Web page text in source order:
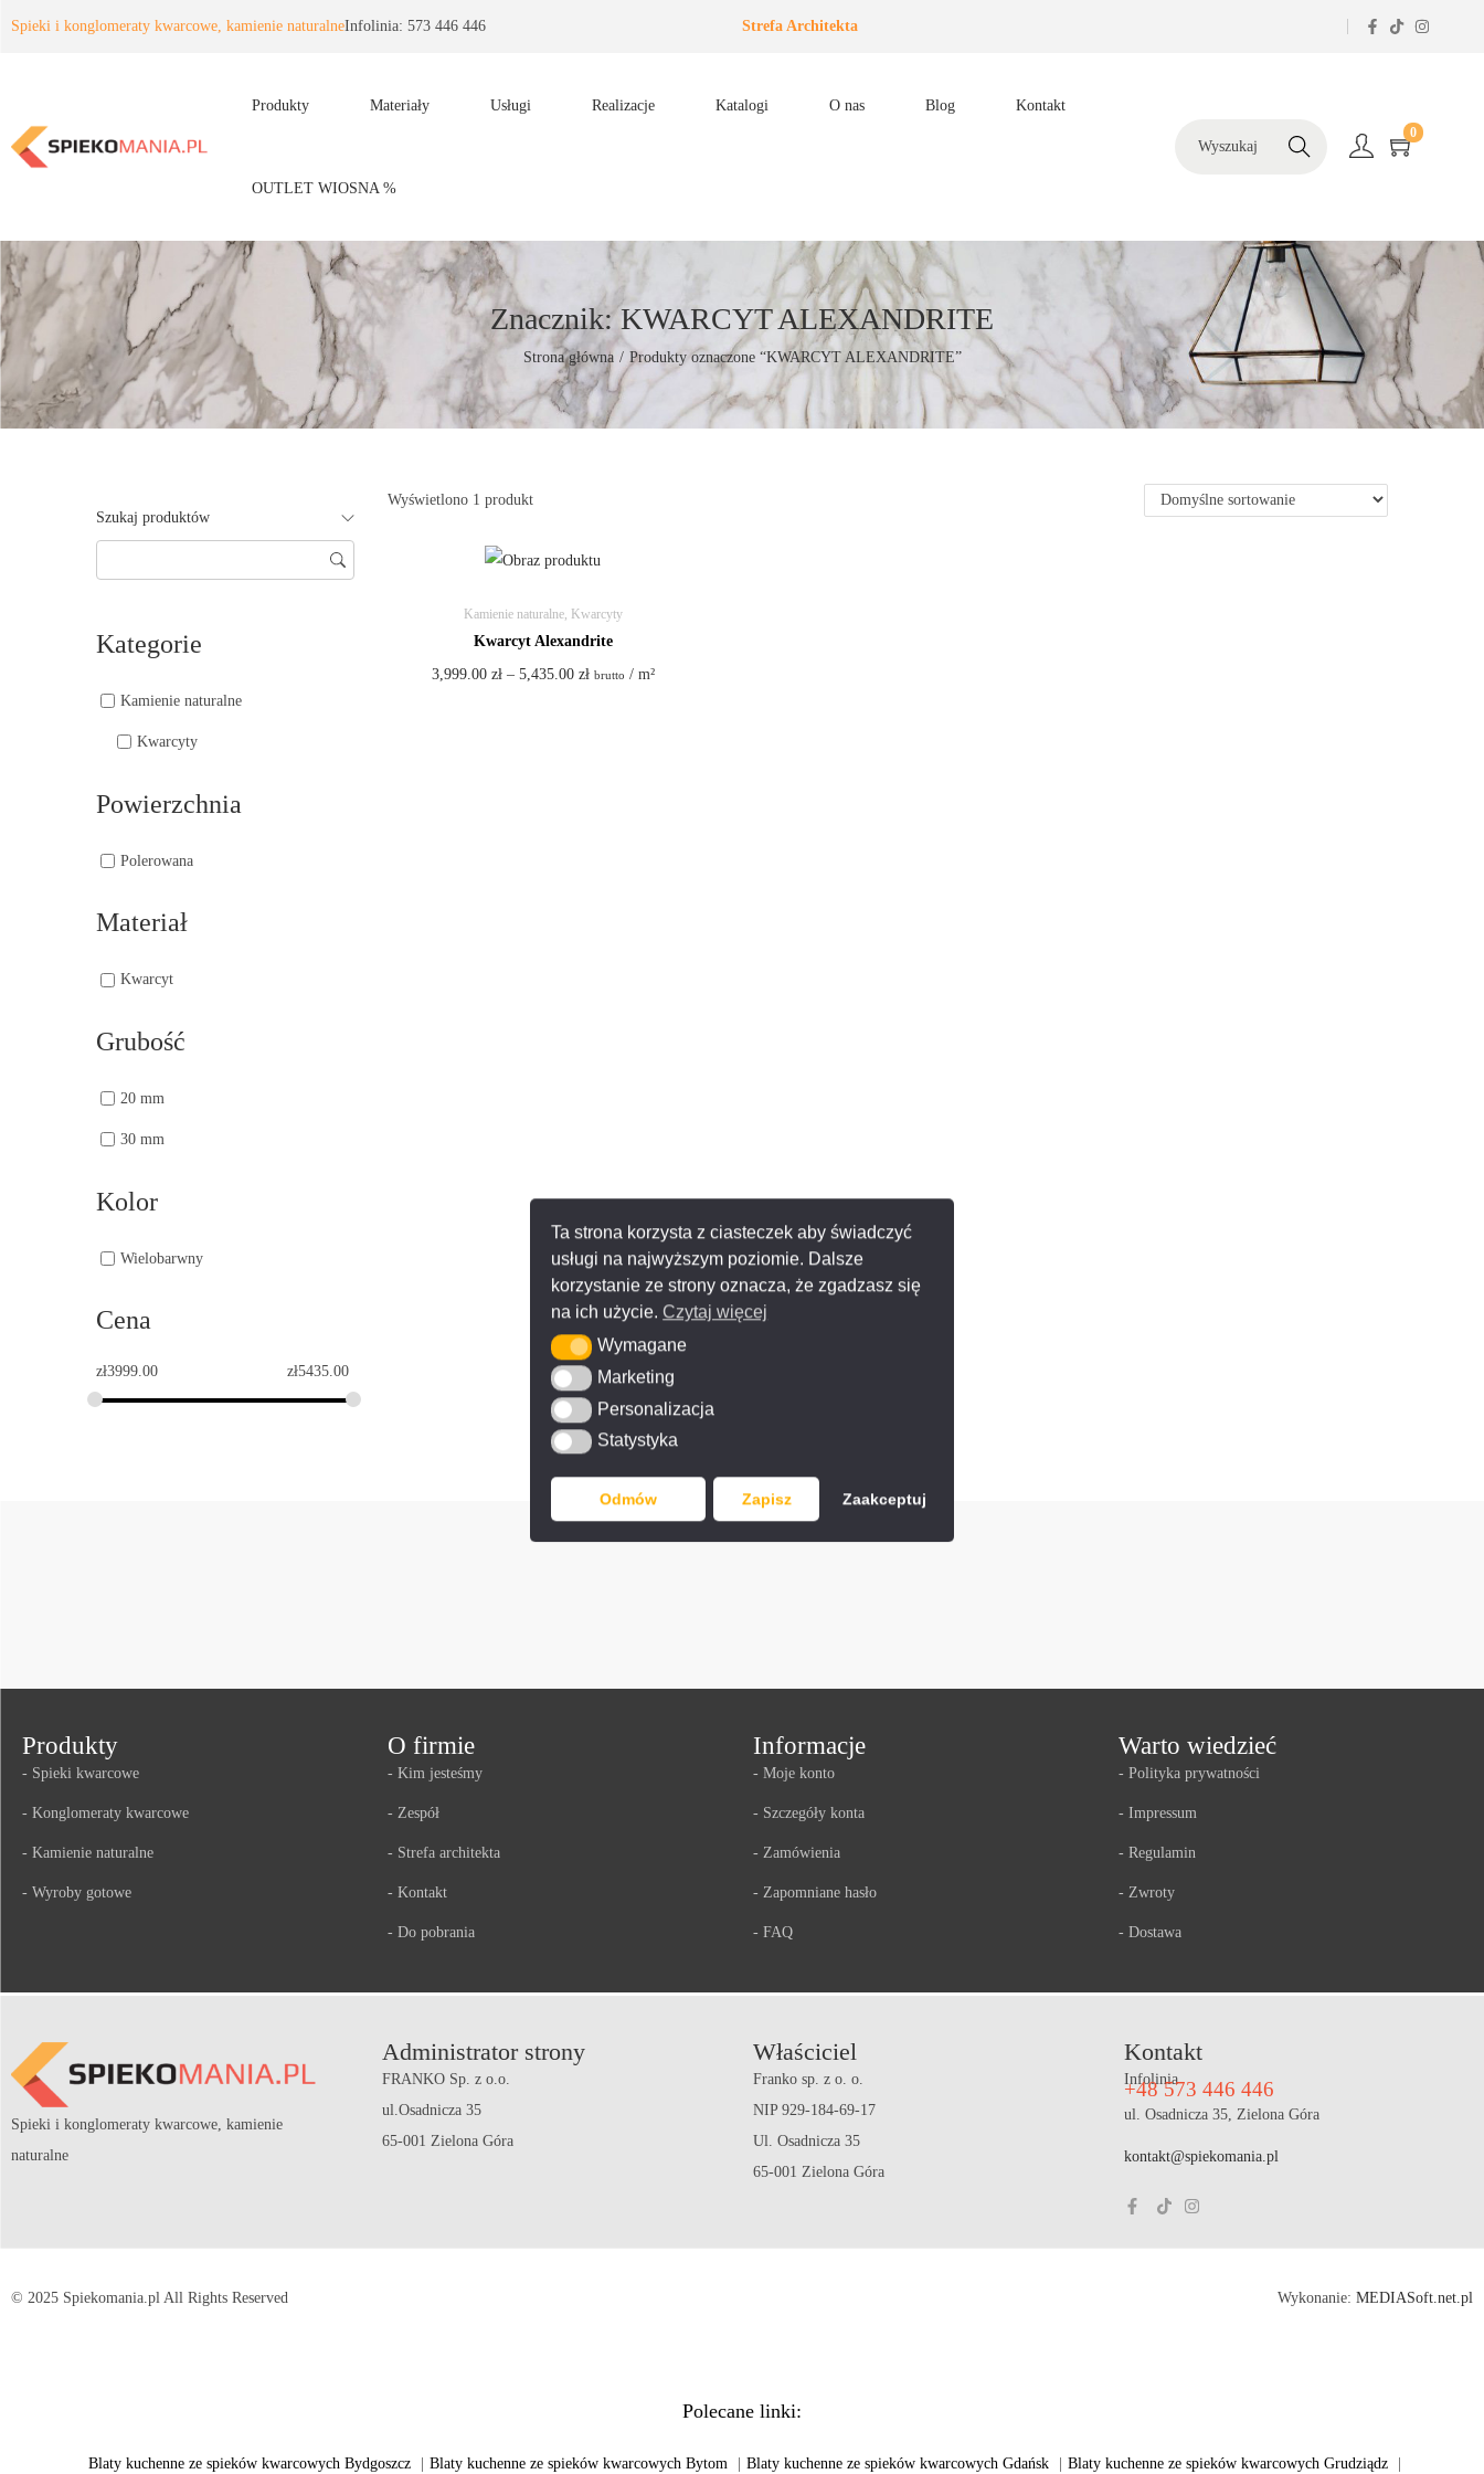
Ta strona korzysta z ciasteczek aby świadczyć
usługi na najwyższym poziomie. Dalsze
korzystanie ze strony oznacza, że zgadzasz się
na ich użycie. Czytaj więcej
WymaganeWymagane
MarketingMarketing
Personalizacja
Personalizacja
StatystykaStatystyka
Odmów Zapisz Zaakceptuj
Spieki i konglomeraty kwarcowe, kamienie naturalneInfolinia: 573 446 446 Strefa Architekta
Produkty Materiały Usługi Realizacje Katalogi O nas Blog Kontakt
OUTLET WIOSNA %
Szukaj
0
Znacznik:KWARCYT ALEXANDRITE
Strona główna / Produkty oznaczone “KWARCYT ALEXANDRITE”
Wyświetlono 1 produkt
Kamienie naturalne, Kwarcyty
Kwarcyt Alexandrite
3,999.00 zł – 5,435.00 zł brutto / m²
Szukaj produktów
Kategorie
Kamienie naturalne
Kwarcyty
Powierzchnia
Polerowana
Materiał
Kwarcyt
Grubość
20 mm
30 mm
Kolor
Wielobarwny
Cena
zł3999.00 zł5435.00
Produkty
- Spieki kwarcowe
- Konglomeraty kwarcowe
- Kamienie naturalne
- Wyroby gotowe
O firmie
- Kim jesteśmy
- Zespół
- Strefa architekta
- Kontakt
- Do pobrania
Informacje
- Moje konto
- Szczegóły konta
- Zamówienia
- Zapomniane hasło
- FAQ
Warto wiedzieć
- Polityka prywatności
- Impressum
- Regulamin
- Zwroty
- Dostawa
Spieki i konglomeraty kwarcowe, kamienie
naturalne
Administrator strony
FRANKO Sp. z o.o.
ul.Osadnicza 35
65-001 Zielona Góra
Właściciel
Franko sp. z o. o.
NIP 929-184-69-17
Ul. Osadnicza 35
65-001 Zielona Góra
Kontakt
Infolinia
+48 573 446 446
ul. Osadnicza 35, Zielona Góra
kontakt@spiekomania.pl
© 2025 Spiekomania.pl All Rights Reserved Wykonanie: MEDIASoft.net.pl
Polecane linki:
Blaty kuchenne ze spieków kwarcowych Bydgoszcz Blaty kuchenne ze spieków kwarcowych Bytom Blaty kuchenne ze spieków kwarcowych Gdańsk Blaty kuchenne ze spieków kwarcowych Grudziądz